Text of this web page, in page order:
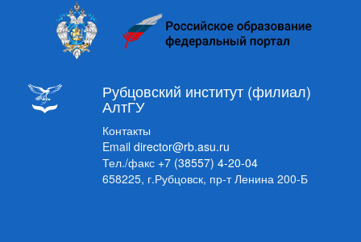
Рубцовский институт (филиал)
АлтГУ
Контакты
Email director@rb.asu.ru
Тел./факс +7 (38557) 4-20-04
658225, г.Рубцовск, пр-т Ленина 200-Б